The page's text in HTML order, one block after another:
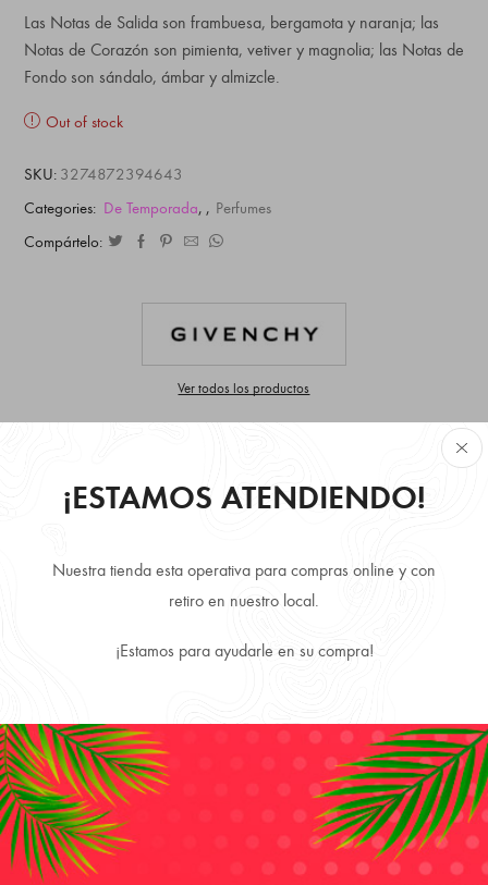
¡ESTAMOS ATENDIENDO!
Nuestra tienda esta operativa para compras online y con
retiro en nuestro local.
¡Estamos para ayudarle en su compra!
Las Notas de Salida son frambuesa, bergamota y naranja; las
Notas de Corazón son pimienta, vetiver y magnolia; las Notas de
Fondo son sándalo, ámbar y almizcle.
Out of stock
SKU: 3274872394643
Categories: De Temporada, , Perfumes
Compártelo:
Ver todos los productos
Retire Gratis en local disponibilidad inmediata.
Despachamos a todo Chile, directo a tu puerta.
Productos 100% Originales y Precios más convenientes.